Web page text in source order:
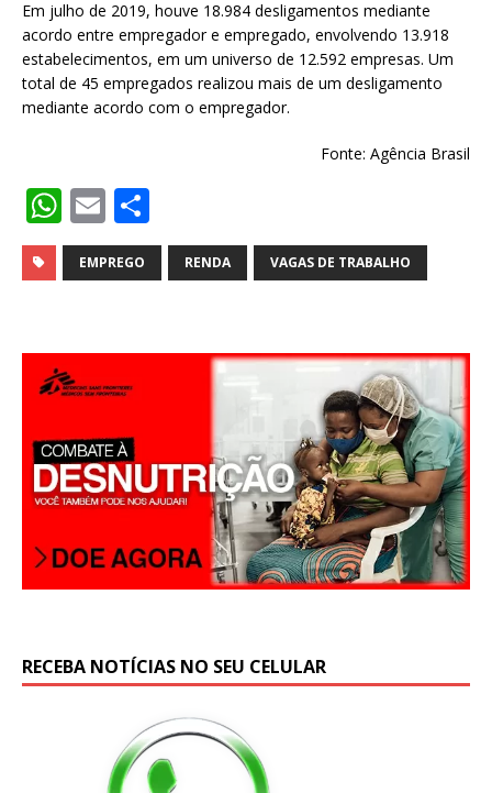
Em julho de 2019, houve 18.984 desligamentos mediante
acordo entre empregador e empregado, envolvendo 13.918
estabelecimentos, em um universo de 12.592 empresas. Um
total de 45 empregados realizou mais de um desligamento
mediante acordo com o empregador.
Fonte: Agência Brasil
W
h
at
A
p
E
m
ai
h
ar
EMPREGO RENDA VAGAS DE TRABALHO
RECEBA NOTÍCIAS NO SEU CELULAR